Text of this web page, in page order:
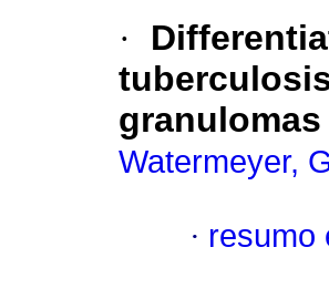
·
granulomas
Watermeyer,
· resumo